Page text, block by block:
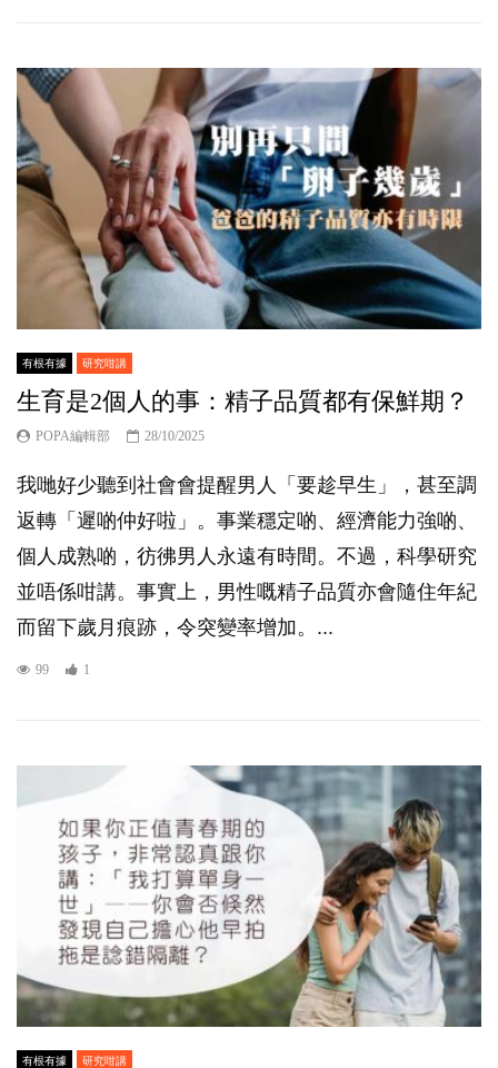
有根有據 研究咁講
生育是2個人的事：精子品質都有保鮮期？
POPA編輯部 28/10/2025
我哋好少聽到社會會提醒男人「要趁早生」，甚至調
返轉「遲啲仲好啦」。事業穩定啲、經濟能力強啲、
個人成熟啲，彷彿男人永遠有時間。不過，科學研究
並唔係咁講。事實上，男性嘅精子品質亦會隨住年紀
而留下歲月痕跡，令突變率增加。...
99 1
有根有據 研究咁講